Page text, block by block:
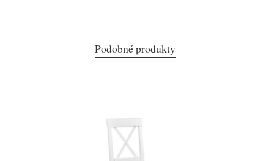
Podobné produkty